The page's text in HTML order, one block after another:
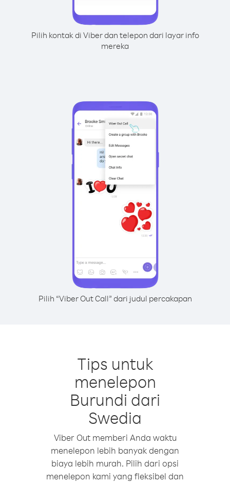
Pilih kontak di Viber dan telepon dari layar info
mereka
Pilih “Viber Out Call” dari judul percakapan
Tips untuk
menelepon
Burundi dari
Swedia
Viber Out memberi Anda waktu
menelepon lebih banyak dengan
biaya lebih murah. Pilih dari opsi
menelepon kami yang fleksibel dan